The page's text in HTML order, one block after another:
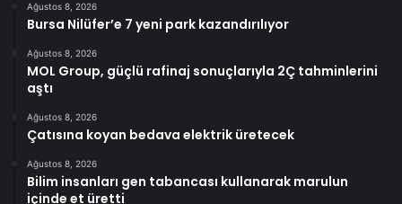
Ağustos 8, 2026
Bursa Nilüfer’e 7 yeni park kazandırılıyor
Ağustos 8, 2026
MOL Group, güçlü rafinaj sonuçlarıyla 2Ç tahminlerini
aştı
Ağustos 8, 2026
Çatısına koyan bedava elektrik üretecek
Ağustos 8, 2026
Bilim insanları gen tabancası kullanarak marulun
içinde et üretti